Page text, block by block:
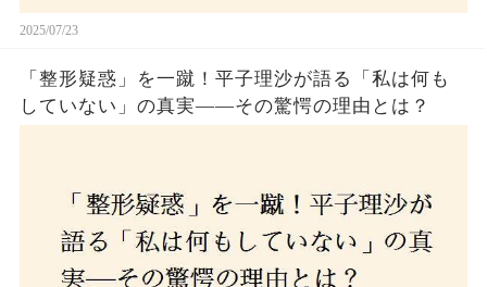
2025/07/23
「整形疑惑」を一蹴！平子理沙が語る「私は何も
していない」の真実——その驚愕の理由とは？